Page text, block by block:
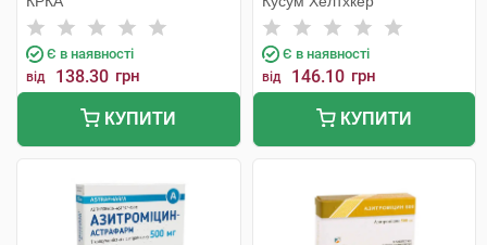
Є в наявності
від 138.30 грн
КУПИТИ
Є в наявності
від 146.10 грн
КУПИТИ